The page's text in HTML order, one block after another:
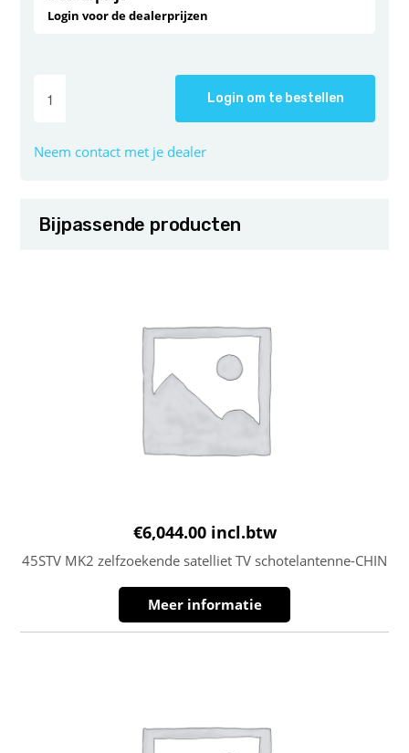
Login voor de dealerprijzen
Login om te bestellen
Neem contact met je dealer
Bijpassende producten
€6,044.00 incl.btw
45STV MK2 zelfzoekende satelliet TV schotelantenne-CHIN
Meer informatie